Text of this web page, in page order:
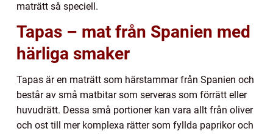
maträtt så speciell.
Tapas – mat från Spanien med
härliga smaker
Tapas är en maträtt som härstammar från Spanien och
består av små matbitar som serveras som förrätt eller
huvudrätt. Dessa små portioner kan vara allt från oliver
och ost till mer komplexa rätter som fyllda paprikor och